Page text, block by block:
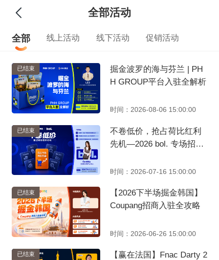
全部活动
全部 线上活动 线下活动 促销活动
已结束
掘金波罗的海与芬兰 | PH
H GROUP平台入驻全解析
时间：2026-08-06 15:00:00
已结束
不卷低价，抢占荷比红利
先机—2026 bol. 专场招商
时间：2026-07-16 15:00:00
已结束
【2026下半场掘金韩国】
Coupang招商入驻全攻略
时间：2026-06-26 15:00:00
已结束
【赢在法国】Fnac Darty 2